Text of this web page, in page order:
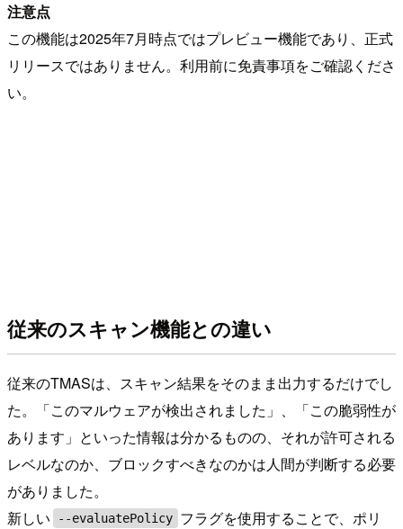
注意点
この機能は2025年7月時点ではプレビュー機能であり、正式
リリースではありません。利用前に免責事項をご確認くださ
い。
従来のスキャン機能との違い
従来のTMASは、スキャン結果をそのまま出力するだけでし
た。「このマルウェアが検出されました」、「この脆弱性が
あります」といった情報は分かるものの、それが許可される
レベルなのか、ブロックすべきなのかは人間が判断する必要
がありました。
新しい
--evaluatePolicy フラグを使用することで、ポリ